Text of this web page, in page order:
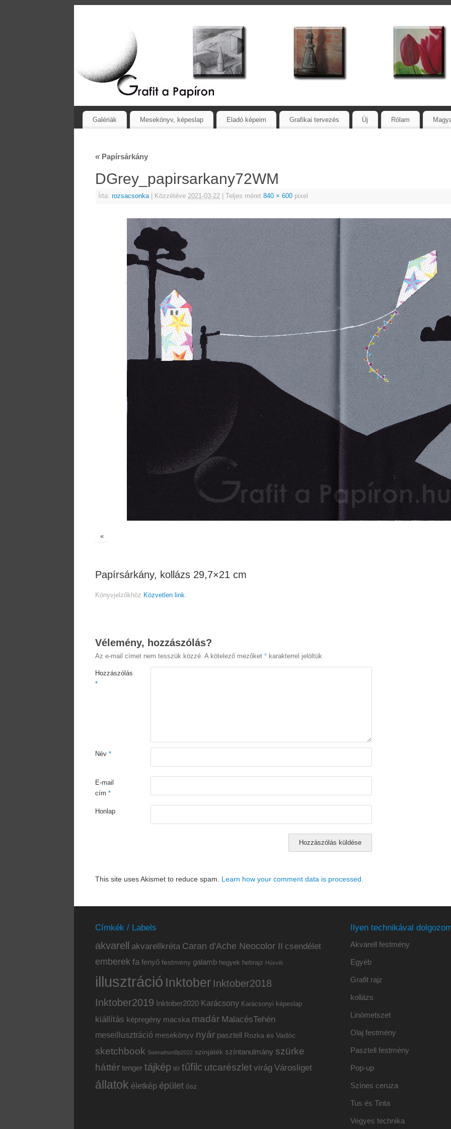
Galériák Mesekönyv, képeslap Eladó képeim Grafikai tervezés Új Rólam
«Papírsárkány
DGrey_papirsarkany72WM
Írta: rozsacsonka Közzétéve 2021-03-22 Teljes méret 840 × 600 pixel
«
Papírsárkány, kollázs 29,7×21 cm
Könyvjelzőkhöz Közvetlen link.
Vélemény, hozzászólás?
Az e-mail címet nem tesszük közzé. A kötelező mezőket * karakterrel jelöltük
Hozzászólás
*
Név *
E-mail
cím *
Honlap
This site uses Akismet to reduce spam. Learn how your comment data is processed.
Címkék / Labels
akvarell akvarellkréta Caran d'Ache Neocolor II csendélet
emberek fa fenyő festmény galamb hegyek hetirajz Húsvét
illusztráció Inktober Inktober2018
Inktober2019 Inktober2020 Karácsony Karácsonyi képeslap
kiállítás képregény macska madár MalacésTehén
meseillusztráció mesekönyv nyár pasztell Rozka és Vadóc
sketchbook SwimathonBp2022 színjáték színtanulmány szürke
háttér tenger tájkép tél tűfilc utcarészlet virág Városliget
állatok életkép épület ősz
Ilyen technikával
Akvarell festmény
Egyéb
Grafit rajz
kollázs
Linómetszet
Olaj festmény
Pasztell festmény
Pop-up
Színes ceruza
Tus és Tinta
Vegyes technika